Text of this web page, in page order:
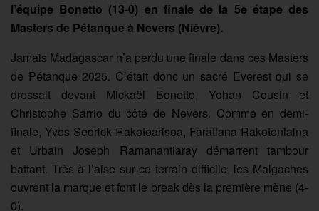
l’équipe Bonetto (13-0) en finale de la 5e étape des
Masters de Pétanque à Nevers (Nièvre).
Jamais Madagascar n’a perdu une finale dans ces Masters
de Pétanque 2025. C’était donc un sacré Everest qui se
dressait devant Mickaël Bonetto, Yohan Cousin et
Christophe Sarrio du côté de Nevers. Comme en demi-
finale, Yves Sedrick Rakotoarisoa, Faratiana Rakotoniaina
et Urbain Joseph Ramanantiaray démarrent tambour
battant. Très à l’aise sur ce terrain difficile, les Malgaches
ouvrent la marque et font le break dès la première mène (4-
0).